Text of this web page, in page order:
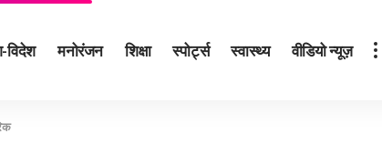
विदेश मनोरंजन शिक्षा स्पोर्ट्स स्वास्थ्य वीडियो न्यूज़